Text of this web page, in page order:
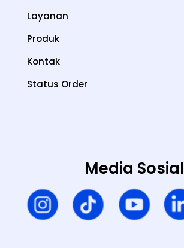
Layanan
Produk
Kontak
Status Order
Media Sosial